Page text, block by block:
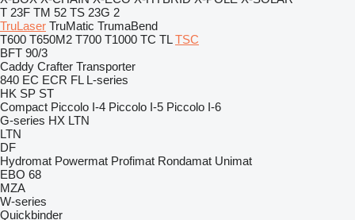
T 23F TM 52 TS 23G 2
TruLaser TruMatic TrumaBend
T600 T650M2 T700 T1000 TC TL TSC
BFT 90/3
Caddy Crafter Transporter
840 EC ECR FL L-series
HK SP ST
Compact Piccolo I-4 Piccolo I-5 Piccolo I-6
G-series HX LTN
LTN
DF
Hydromat Powermat Profimat Rondamat Unimat
EBO 68
MZA
W-series
Quickbinder